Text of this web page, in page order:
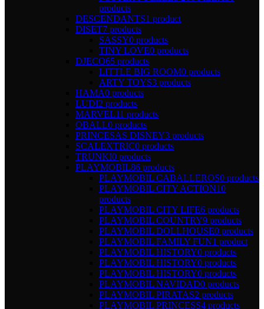
products
DESCENDANTS1 product
DISET7 products
SASSY0 products
TINY LOVE0 products
DJECO65 products
LITTLE BIG ROOM0 products
ARTY TOYS3 products
HAMA0 products
LUDI2 products
MARVEL11 products
OBALL0 products
PRINCESAS DISNEY3 products
SCALEXTRIC0 products
TRUNKI0 products
PLAYMOBIL86 products
PLAYMOBIL CABALLEROS0 products
PLAYMOBIL CITY ACTION10
products
PLAYMOBIL CITY LIFE6 products
PLAYMOBIL COUNTRY9 products
PLAYMOBIL DOLLHOUSE0 products
PLAYMOBIL FAMILY FUN1 product
PLAYMOBIL HISTORY0 products
PLAYMOBIL HISTORY0 products
PLAYMOBIL HISTORY0 products
PLAYMOBIL NAVIDAD0 products
PLAYMOBIL PIRATAS2 products
PLAYMOBIL PRINCESS4 products